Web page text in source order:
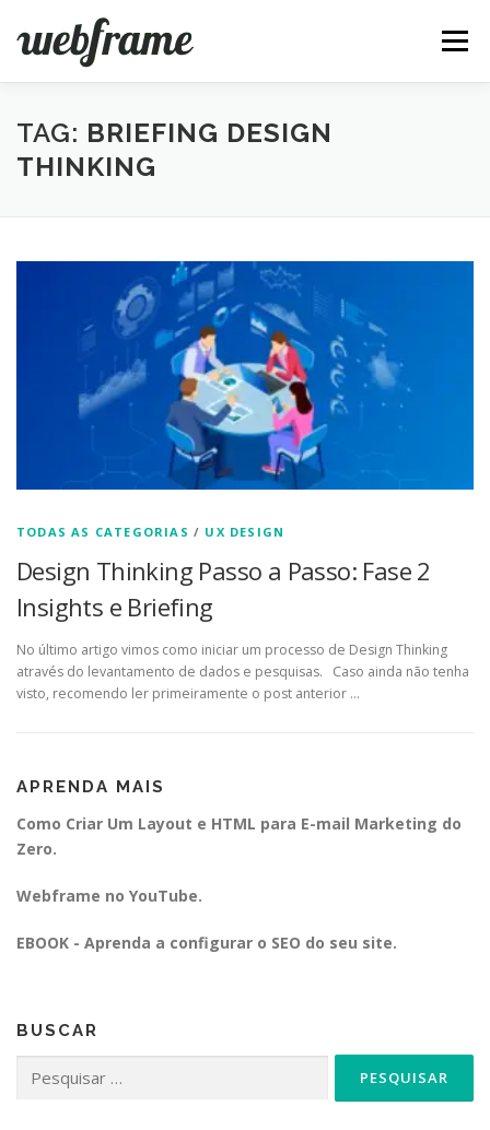
para
Menu
FERRAMENTAS ARTIGOS SOBRE
TAG: BRIEFING DESIGN
THINKING
TODAS AS CATEGORIAS / UX DESIGN
Design Thinking Passo a Passo: Fase 2
Insights e Briefing
No último artigo vimos como iniciar um processo de Design Thinking
através do levantamento de dados e pesquisas. Caso ainda não tenha
visto, recomendo ler primeiramente o post anterior …
APRENDA MAIS
Como Criar Um Layout e HTML para E-mail Marketing do
Zero.
Webframe no YouTube.
EBOOK - Aprenda a configurar o SEO do seu site.
BUSCAR
por: